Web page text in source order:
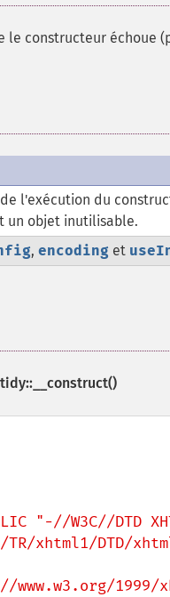
le constructeur échoue
de l'exécution du
un objet inutilisable.
, encoding et
tidy::__construct()
"-//W3C//DTD
TR/xhtml1/DTD/
www.w3.org/